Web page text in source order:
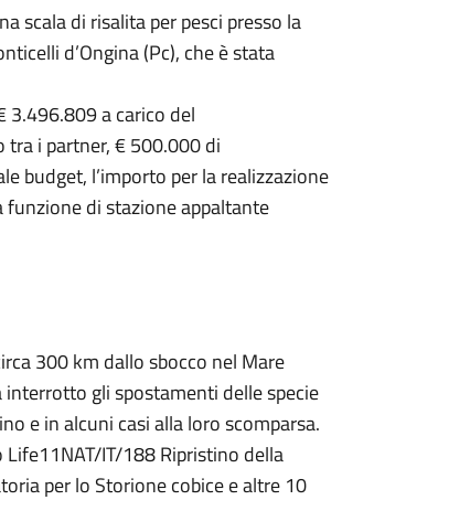
scala di risalita per pesci presso la
d’Ongina (Pc), che è stata
3.496.809 a carico del
i partner, € 500.000 di
budget, l’importo per la realizzazione
di stazione appaltante
300 km dallo sbocco nel Mare
gli spostamenti delle specie
e in alcuni casi alla loro scomparsa.
IT/188 Ripristino della
per lo Storione cobice e altre 10